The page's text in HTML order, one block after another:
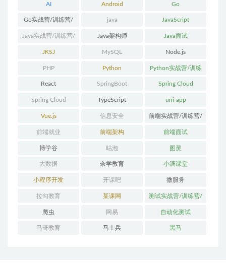
AI Android Go
Go实战营/训练营/
体系课
java JavaScript
Java实战营/训练营/
体系课
Java架构师 Java面试
JKSJ MySQL Node.js
PHP Python Python实战营/训练
营/体系课
React SpringBoot Spring Cloud
Spring Cloud
Alibaba
TypeScript uni-app
Vue.js 信息安全 前端实战营/训练营/
体系课
前端就业 前端架构 前端面试
博学谷 咕泡 图灵
大数据 奈学教育 小滴课堂
小程序开发 开课吧 微服务
拉勾教育 某课网 测试实战营/训练营/
体系课
爬虫 网易 自动化测试
马哥教育 马士兵 黑马